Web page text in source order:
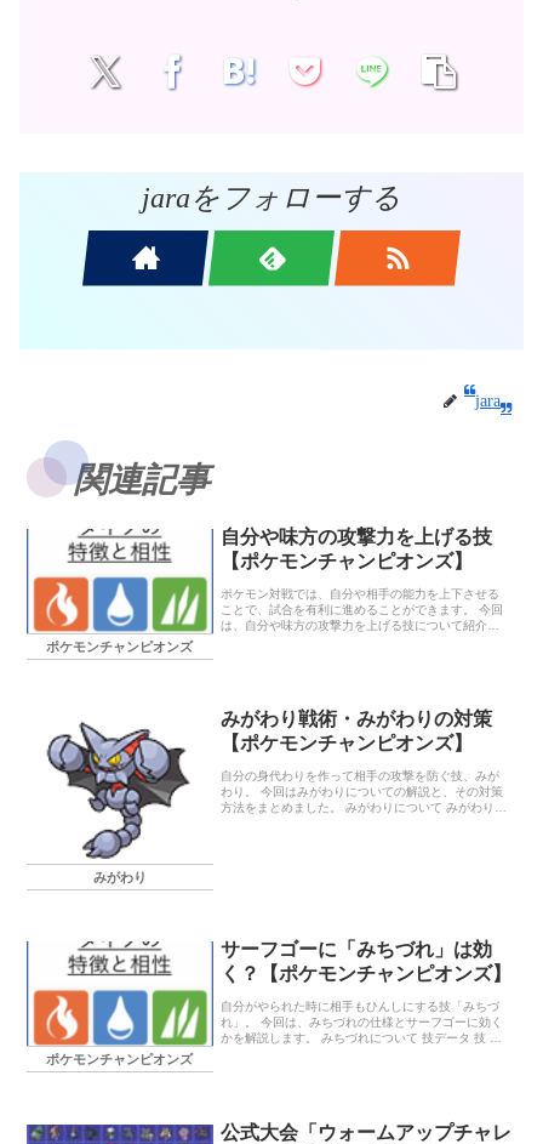
jaraをフォローする
jara
関連記事
ポケモンチャンピオンズ
自分や味方の攻撃力を上げる技
【ポケモンチャンピオンズ】
ポケモン対戦では、自分や相手の能力を上下させる
ことで、試合を有利に進めることができます。 今回
は、自分や味方の攻撃力を上げる技について紹介し
みがわり
みがわり戦術・みがわりの対策
【ポケモンチャンピオンズ】
自分の身代わりを作って相手の攻撃を防ぐ技、みが
わり。 今回はみがわりについての解説と、その対策
方法をまとめました。 みがわりについて みがわりの
ポケモンチャンピオンズ
サーフゴーに「みちづれ」は効
く？【ポケモンチャンピオンズ】
自分がやられた時に相手もひんしにする技「みちづ
れ」。 今回は、みちづれの仕様とサーフゴーに効く
かを解説します。 みちづれについて 技データ 技 み
公式大会「ウォームアップチャレ